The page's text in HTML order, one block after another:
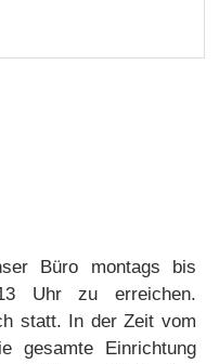
Büro montags bis
Uhr zu erreichen.
statt. In der Zeit vom
gesamte Einrichtung